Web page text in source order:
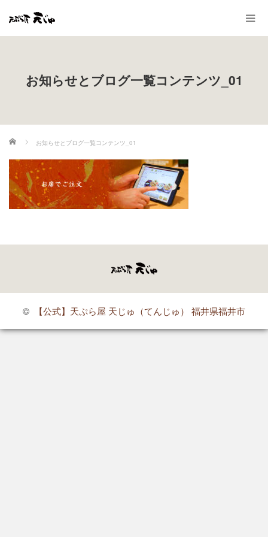
お知らせとブログ一覧コンテンツ_01
ホーム お知らせとブログ一覧コンテンツ_01
© 【公式】天ぷら屋 天じゅ（てんじゅ） 福井県福井市